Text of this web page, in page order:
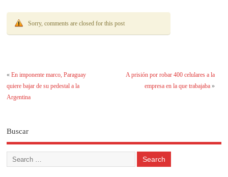
Sorry, comments are closed for this post
«En imponente marco, Paraguay
quiere bajar de su pedestal a la
Argentina
A prisión por robar 400 celulares a la
empresa en la que trabajaba»
Buscar